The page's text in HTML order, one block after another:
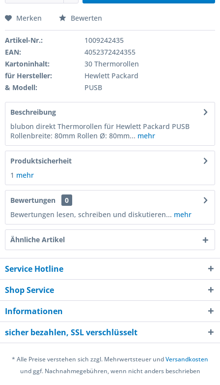
Merken Bewerten
Artikel-Nr.:
1009242435
EAN:
4052372424355
Kartoninhalt:
30 Thermorollen
für Hersteller:
Hewlett Packard
& Modell:
PUSB
Beschreibung
blubon direkt Thermorollen für Hewlett Packard PUSB
Rollenbreite: 80mm Rollen Ø: 80mm... mehr
Produktsicherheit
1 mehr
Bewertungen
0
Bewertungen lesen, schreiben und diskutieren... mehr
Ähnliche Artikel
Service Hotline
Shop Service
Informationen
sicher bezahlen, SSL verschlüsselt
* Alle Preise verstehen sich zzgl. Mehrwertsteuer undVersandkosten
und ggf. Nachnahmegebühren, wenn nicht anders beschrieben